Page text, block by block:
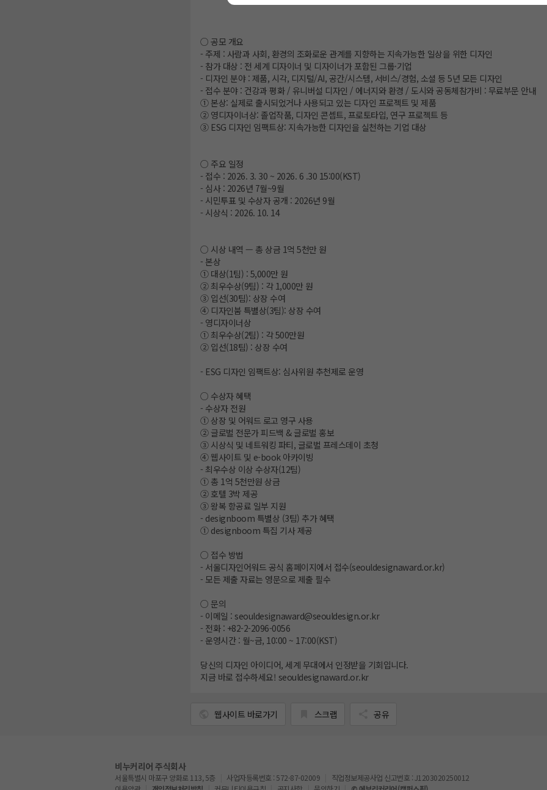
○ 공모 개요
- 주제 : 사람과 사회, 환경의 조화로운 관계를 지향하는 지속가능한 일상을 위한 디자인
- 참가 대상 : 전 세계 디자이너 및 디자이너가 포함된 그룹·기업
- 디자인 분야 : 제품, 시각, 디지털/AI, 공간/시스템, 서비스/경험, 소셜 등 5년 모든 디자인
- 접수 분야 : 건강과 평화 / 유니버설 디자인 / 에너지와 환경 / 도시와 공동체참가비 : 무료부문 안내
① 본상: 실제로 출시되었거나 사용되고 있는 디자인 프로젝트 및 제품
② 영디자이너상: 졸업작품, 디자인 콘셉트, 프로토타입, 연구 프로젝트 등
③ ESG 디자인 임팩트상: 지속가능한 디자인을 실천하는 기업 대상
○ 주요 일정
- 접수 : 2026. 3. 30 ~ 2026. 6 .30 15:00(KST)
- 심사 : 2026년 7월~9월
- 시민투표 및 수상자 공개 : 2026년 9월
- 시상식 : 2026. 10. 14
○ 시상 내역 — 총 상금 1억 5천만 원
- 본상
① 대상(1팀) : 5,000만 원
② 최우수상(9팀) : 각 1,000만 원
③ 입선(30팀): 상장 수여
④ 디자인붐 특별상(3팀): 상장 수여
- 영디자이너상
① 최우수상(2팀) : 각 500만원
② 입선(18팀) : 상장 수여
- ESG 디자인 임팩트상: 심사위원 추천제로 운영
○ 수상자 혜택
- 수상자 전원
① 상장 및 어워드 로고 영구 사용
② 글로벌 전문가 피드백 & 글로벌 홍보
③ 시상식 및 네트워킹 파티, 글로벌 프레스데이 초청
④ 웹사이트 및 e-book 아카이빙
- 최우수상 이상 수상자(12팀)
① 총 1억 5천만원 상금
② 호텔 3박 제공
③ 왕복 항공료 일부 지원
- designboom 특별상 (3팀) 추가 혜택
① designboom 특집 기사 제공
○ 접수 방법
- 서울디자인어워드 공식 홈페이지에서 접수(seouldesignaward.or.kr)
- 모든 제출 자료는 영문으로 제출 필수
○ 문의
- 이메일 : seouldesignaward@seouldesign.or.kr
- 전화 : +82-2-2096-0056
- 운영시간 : 월~금, 10:00 ~ 17:00(KST)
당신의 디자인 아이디어, 세계 무대에서 인정받을 기회입니다.
지금 바로 접수하세요! seouldesignaward.or.kr
웹사이트 바로가기 스크랩 공유
비누커리어 주식회사
서울특별시 마포구 양화로 113, 5층 사업자등록번호 : 572-87-02009
직업정보제공사업 신고번호 : J1203020250012